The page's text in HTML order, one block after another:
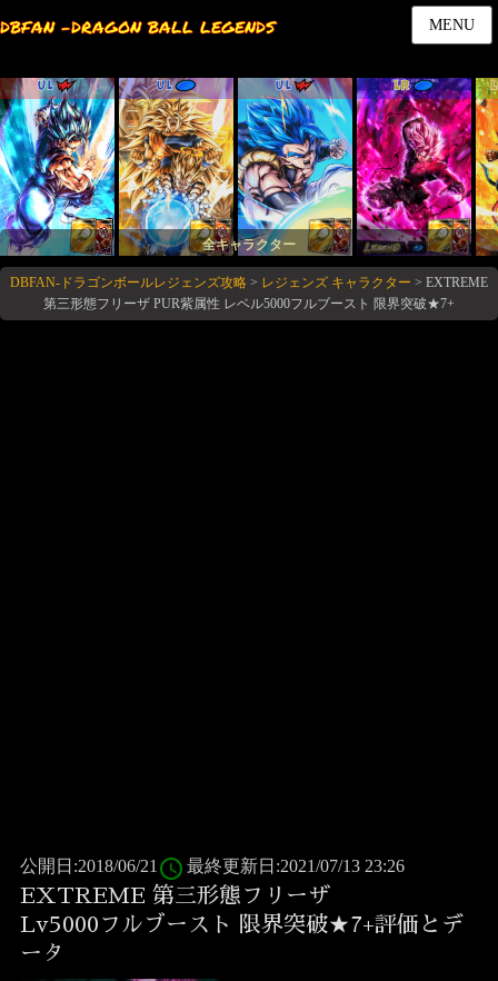
DBFAN -DRAGON BALL LEGENDS MENU
UL UL UL LR
全キャラクター
DBFAN-ドラゴンボールレジェンズ攻略 > レジェンズ キャラクター > EXTREME
第三形態フリーザ PUR紫属性 レベル5000フルブースト 限界突破★7+
公開日:2018/06/21 access_time 最終更新日:2021/07/13 23:26
EXTREME 第三形態フリーザ
Lv5000フルブースト 限界突破★7+評価とデ
ータ